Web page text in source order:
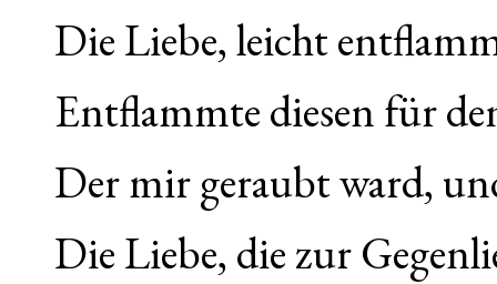
Die Liebe, leicht
Entflammte diesen für
Der mir geraubt ward,
Die Liebe, die zur